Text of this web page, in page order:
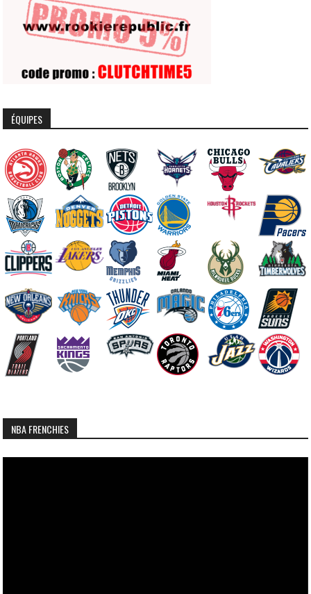
ÉQUIPES
NBA FRENCHIES